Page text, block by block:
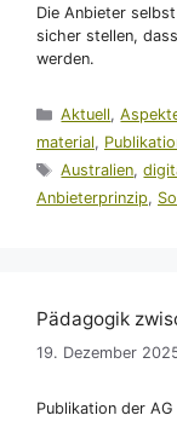
Die Anbieter
sicher stellen,
werden.
Kategorien
Aktuell,
material,
Schlagwörter
Australien,
Anbieterprinzip,
Pädagogik
19. Dezember
Publikation der